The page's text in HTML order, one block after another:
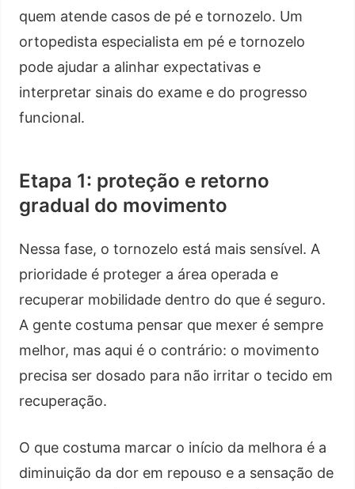
quem atende casos de pé e tornozelo. Um
ortopedista especialista em pé e tornozelo
pode ajudar a alinhar expectativas e
interpretar sinais do exame e do progresso
funcional.
Etapa 1: proteção e retorno
gradual do movimento
Nessa fase, o tornozelo está mais sensível. A
prioridade é proteger a área operada e
recuperar mobilidade dentro do que é seguro.
A gente costuma pensar que mexer é sempre
melhor, mas aqui é o contrário: o movimento
precisa ser dosado para não irritar o tecido em
recuperação.
O que costuma marcar o início da melhora é a
diminuição da dor em repouso e a sensação de